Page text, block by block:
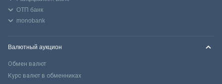
ОТП банк
monobank
Валютный аукцион
Обмен валют
Курс валют в обменниках